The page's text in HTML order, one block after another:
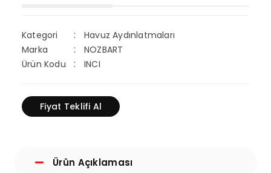
Kategori
Havuz Aydınlatmaları
Marka
NOZBART
Ürün Kodu
INCI
Fiyat Teklifi Al
Ürün Açıklaması